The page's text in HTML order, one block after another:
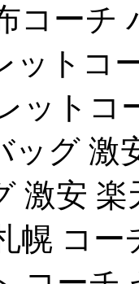
コーチ
ットコ
ットコ
ッグ 激
激安
幌 コ